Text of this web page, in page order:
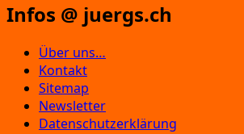
Infos @ juergs.ch
Über uns…
Kontakt
Sitemap
Newsletter
Datenschutzerklärung